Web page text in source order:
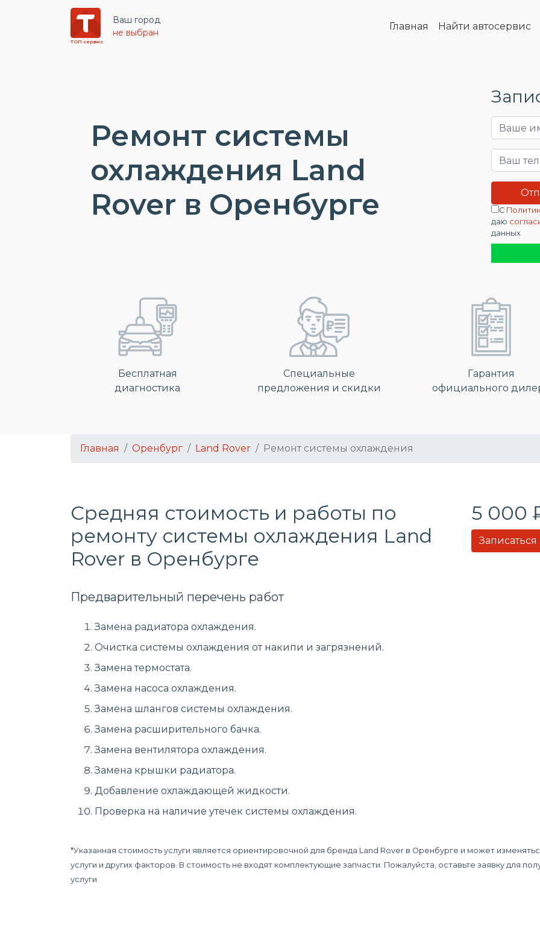
ТОП сервис
Ваш город
не выбран
Главная Найти автосервис
Ремонт системы
охлаждения Land
Rover в Оренбурге
С
даю
данных
Бесплатная
диагностика
Специальные
предложения и скидки
Гарантия
официального
Главная Оренбург Land Rover Ремонт системы охлаждения
Средняя стоимость и работы по
ремонту системы охлаждения Land
Rover в Оренбурге
5 000
Предварительный перечень работ
Замена радиатора охлаждения.
Очистка системы охлаждения от накипи и загрязнений.
Замена термостата.
Замена насоса охлаждения.
Замена шлангов системы охлаждения.
Замена расширительного бачка.
Замена вентилятора охлаждения.
Замена крышки радиатора.
Добавление охлаждающей жидкости.
Проверка на наличие утечек системы охлаждения.
*Указанная стоимость услуги является ориентировочной для бренда Land Rover в Оренбурге и может
услуги и других факторов. В стоимость не входят комплектующие запчасти. Пожалуйста, оставьте заявку для
услуги.